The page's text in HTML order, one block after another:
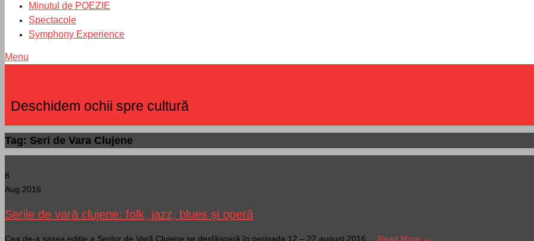
Minutul de POEZIE
Spectacole
Symphony Experience
Menu
Deschidem ochii spre cultură
Tag: Seri de Vara Clujene
8
Aug 2016
Serile de vară clujene: folk, jazz, blues şi operă
Cea de-a şasea ediţie a Serilor de Vară Clujene se desfăşoară în perioada 12 – 27 august 2016.... Read More →